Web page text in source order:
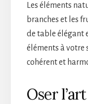
Les éléments
branches et les
de table élégant
éléments à votre
cohérent et
Oser l’art